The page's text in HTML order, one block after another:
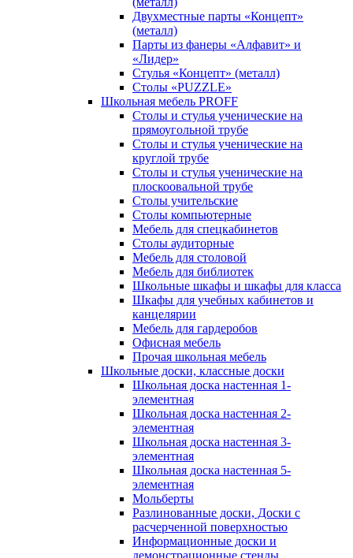
Двухместные парты «Концепт»
(металл)
Парты из фанеры «Алфавит» и
«Лидер»
Стулья «Концепт» (металл)
Столы «PUZZLE»
Школьная мебель PROFF
Столы и стулья ученические на
прямоугольной трубе
Столы и стулья ученические на
круглой трубе
Столы и стулья ученические на
плоскоовальной трубе
Столы учительские
Столы компьютерные
Мебель для спецкабинетов
Столы аудиторные
Мебель для столовой
Мебель для библиотек
Школьные шкафы и шкафы для класса
Шкафы для учебных кабинетов и
канцелярии
Мебель для гардеробов
Офисная мебель
Прочая школьная мебель
Школьные доски, классные доски
Школьная доска настенная 1-
элементная
Школьная доска настенная 2-
элементная
Школьная доска настенная 3-
элементная
Школьная доска настенная 5-
элементная
Мольберты
Разлинованные доски, Доски с
расчерченной поверхностью
Информационные доски и